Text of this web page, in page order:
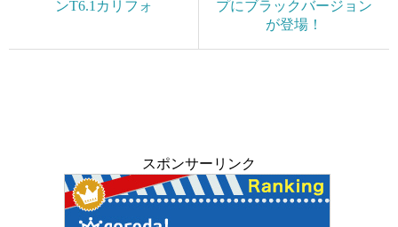
ンT6.1カリフォ
プにブラックバージョン
が登場！
スポンサーリンク